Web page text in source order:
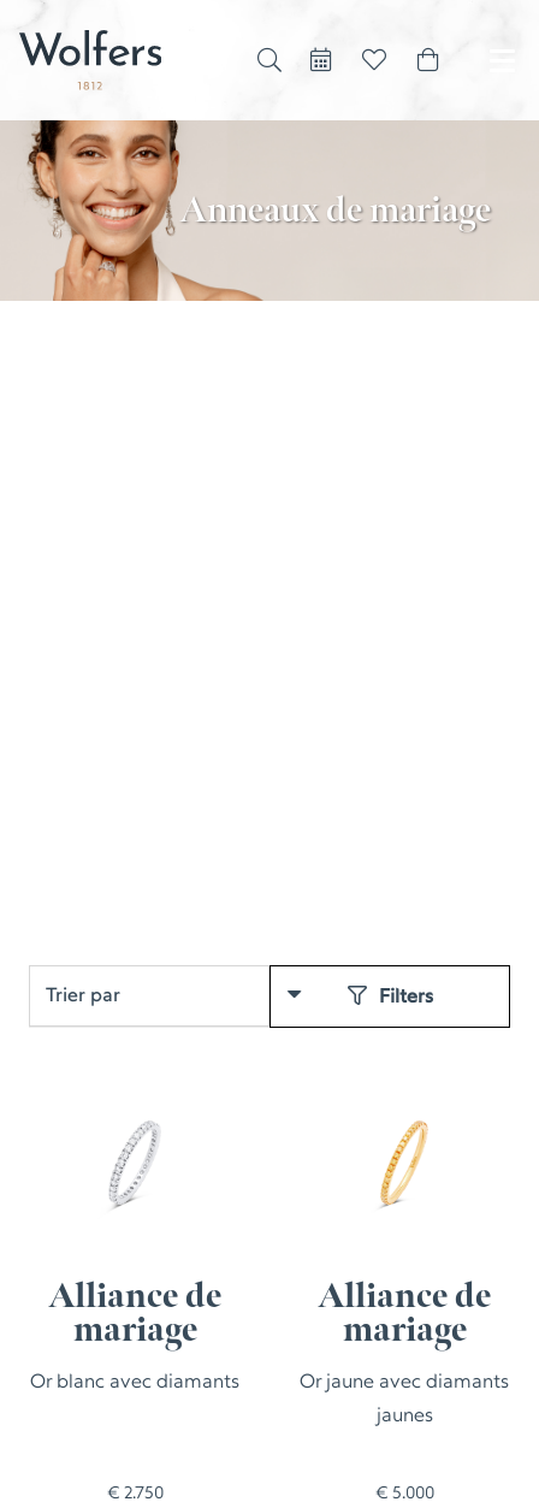
Anneaux de mariage
Filters
Alliance de
mariage
Or blanc avec diamants
€ 2.750
Alliance de
mariage
Or jaune avec diamants
jaunes
€ 5.000